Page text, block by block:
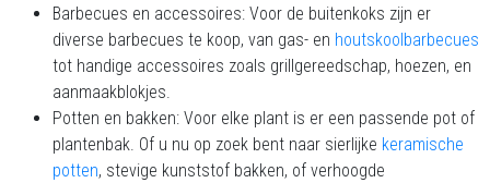
Barbecues en accessoires: Voor de buitenkoks zijn er
diverse barbecues te koop, van gas- en houtskoolbarbecues
tot handige accessoires zoals grillgereedschap, hoezen, en
aanmaakblokjes.
Potten en bakken: Voor elke plant is er een passende pot of
plantenbak. Of u nu op zoek bent naar sierlijke keramische
potten, stevige kunststof bakken, of verhoogde